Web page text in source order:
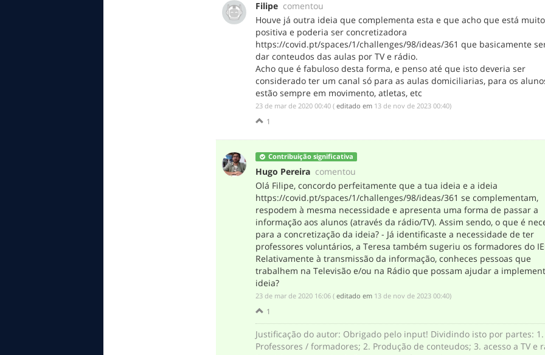
Filipe comentou
Houve já outra ideia que complementa esta e que acho que está muito
positiva e poderia ser concretizadora
https://covid.pt/spaces/1/challenges/98/ideas/361 que basicamente
dar conteudos das aulas por TV e rádio.
Acho que é fabuloso desta forma, e penso até que isto deveria ser
considerado ter um canal só para as aulas domiciliarias, para os
estão sempre em movimento, atletas, etc
‎23 de mar de 2020 00:40 (editado em ‎13 de nov de 2023 00:40)
1
Contribuição significativa
Hugo Pereira comentou
Olá Filipe, concordo perfeitamente que a tua ideia e a ideia
https://covid.pt/spaces/1/challenges/98/ideas/361 se complementam,
respodem à mesma necessidade e apresenta uma forma de passar a
informação aos alunos (através da rádio/TV). Assim sendo, o que é
para a concretização da ideia? - Já identificaste a necessidade de ter
professores voluntários, a Teresa também sugeriu os formadores do
Relativamente à transmissão da informação, conheces pessoas que
trabalhem na Televisão e/ou na Rádio que possam ajudar a
ideia?
‎23 de mar de 2020 16:06 (editado em ‎13 de nov de 2023 00:40)
1
Justificação do autor: Obrigado pelo input! Dividindo isto por partes: 1.
Professores / formadores; 2. Produção de conteudos; 3. acesso a TV e